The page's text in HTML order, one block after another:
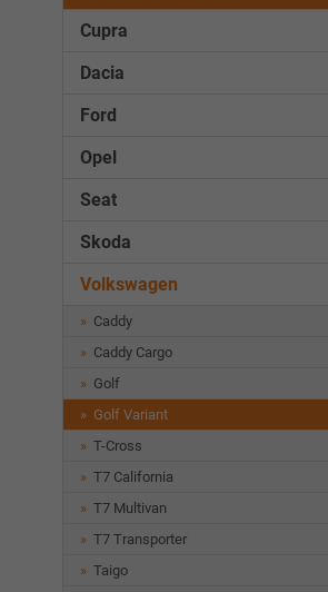
Cupra
Dacia
Ford
Opel
Seat
Skoda
Volkswagen
Caddy
Caddy Cargo
Golf
Golf Variant
T-Cross
T7 California
T7 Multivan
T7 Transporter
Taigo